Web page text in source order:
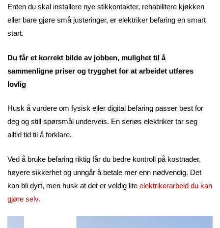
Enten du skal installere nye stikkontakter, rehabilitere kjøkken
eller bare gjøre små justeringer, er elektriker befaring en smart
start.
Du får et korrekt bilde av jobben, mulighet til å
sammenligne priser og trygghet for at arbeidet utføres
lovlig
Husk å vurdere om fysisk eller digital befaring passer best for
deg og still spørsmål underveis. En seriøs elektriker tar seg
alltid tid til å forklare.
Ved å bruke befaring riktig får du bedre kontroll på kostnader,
høyere sikkerhet og unngår å betale mer enn nødvendig. Det
kan bli dyrt, men husk at det er veldig lite elektrikerarbeid du kan
gjøre selv.